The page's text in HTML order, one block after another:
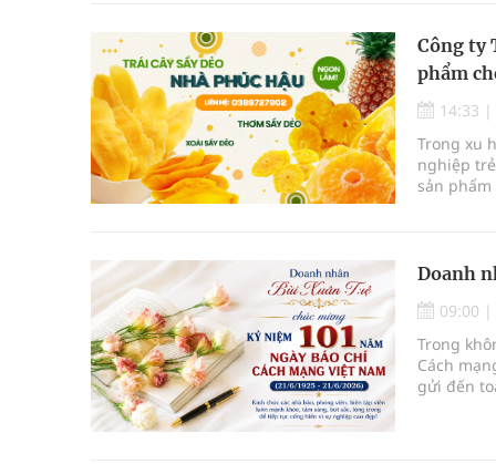
Công ty
phẩm
14:33 |
Trong xu
nghiệp
sản
Doanh
09:00 |
Trong
Cách
gửi đến